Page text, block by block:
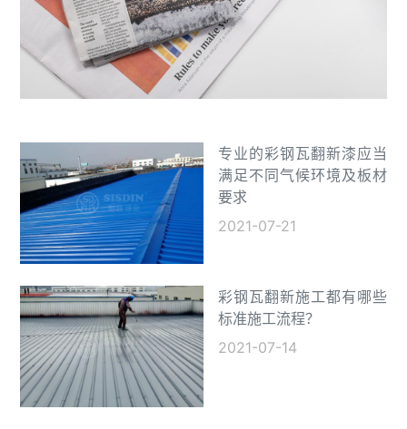
专业的彩钢瓦翻新漆应当
满足不同气候环境及板材
要求
2021-07-21
彩钢瓦翻新施工都有哪些
标准施工流程？
2021-07-14